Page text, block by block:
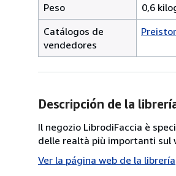
Peso
0,6
Catálogos de
vendedores
Descripción de la
Il negozio LibrodiFaccia è
delle realtà più importanti sul
Ver la página web de la librería